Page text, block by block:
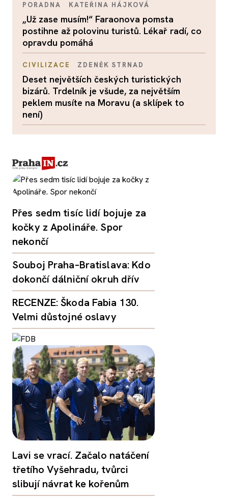
PORADNA KATEŘINA HÁJKOVÁ
„Už zase musím!“ Faraonova pomsta
postihne až polovinu turistů. Lékař radí, co
opravdu pomáhá
CIVILIZACE ZDENĚK STRNAD
Deset největších českých turistických
bizárů. Trdelník je všude, za největším
peklem musíte na Moravu (a sklípek to
není)
Přes sedm tisíc lidí bojuje za
kočky z Apolináře. Spor
nekončí
Souboj Praha–Bratislava: Kdo
dokončí dálniční okruh dřív
RECENZE: Škoda Fabia 130.
Velmi důstojné oslavy
Lavi se vrací. Začalo natáčení
třetího Vyšehradu, tvůrci
slibují návrat ke kořenům